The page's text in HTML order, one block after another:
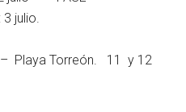
3 julio.
Playa Torreón. 11 y 12